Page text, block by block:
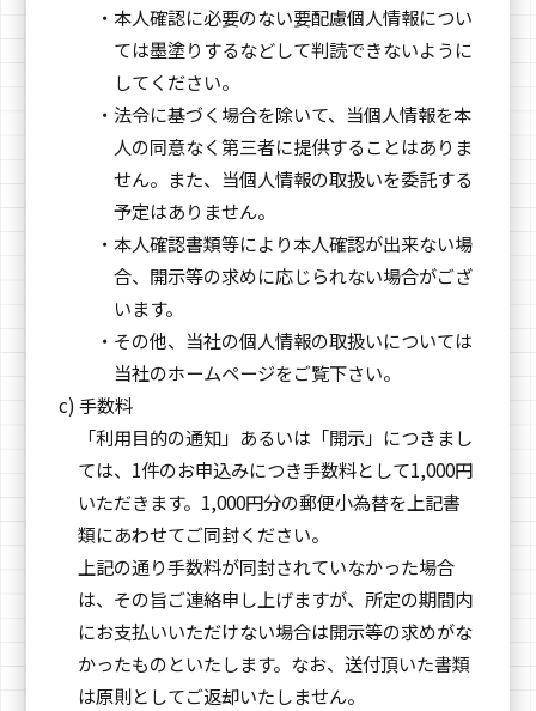
・本人確認に必要のない要配慮個人情報につい
ては墨塗りするなどして判読できないように
してください。
・法令に基づく場合を除いて、当個人情報を本
人の同意なく第三者に提供することはありま
せん。また、当個人情報の取扱いを委託する
予定はありません。
・本人確認書類等により本人確認が出来ない場
合、開示等の求めに応じられない場合がござ
います。
・その他、当社の個人情報の取扱いについては
当社のホームページをご覧下さい。
c) 手数料
「利用目的の通知」あるいは「開示」につきまし
ては、1件のお申込みにつき手数料として1,000円
いただきます。1,000円分の郵便小為替を上記書
類にあわせてご同封ください。
上記の通り手数料が同封されていなかった場合
は、その旨ご連絡申し上げますが、所定の期間内
にお支払いいただけない場合は開示等の求めがな
かったものといたします。なお、送付頂いた書類
は原則としてご返却いたしません。